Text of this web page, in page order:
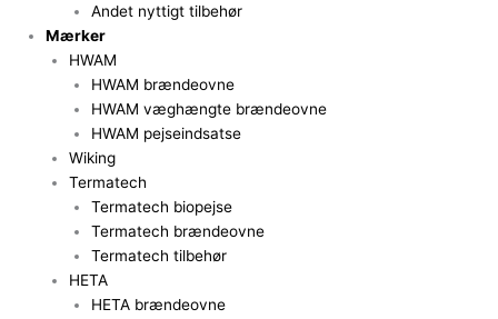
Andet nyttigt tilbehør
Mærker
HWAM
HWAM brændeovne
HWAM væghængte brændeovne
HWAM pejseindsatse
Wiking
Termatech
Termatech biopejse
Termatech brændeovne
Termatech tilbehør
HETA
HETA brændeovne